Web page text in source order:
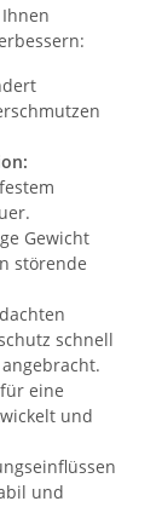
Gewicht
störende
schnell
eine
und
und